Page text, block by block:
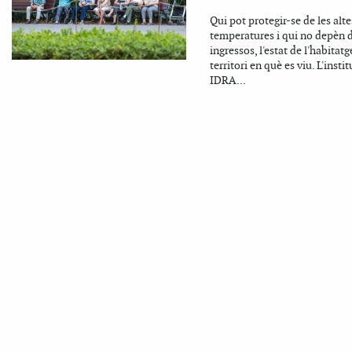
Qui pot protegir-se de les
temperatures i qui no depèn
ingressos, l'estat de
territori en què es viu.
IDRA...